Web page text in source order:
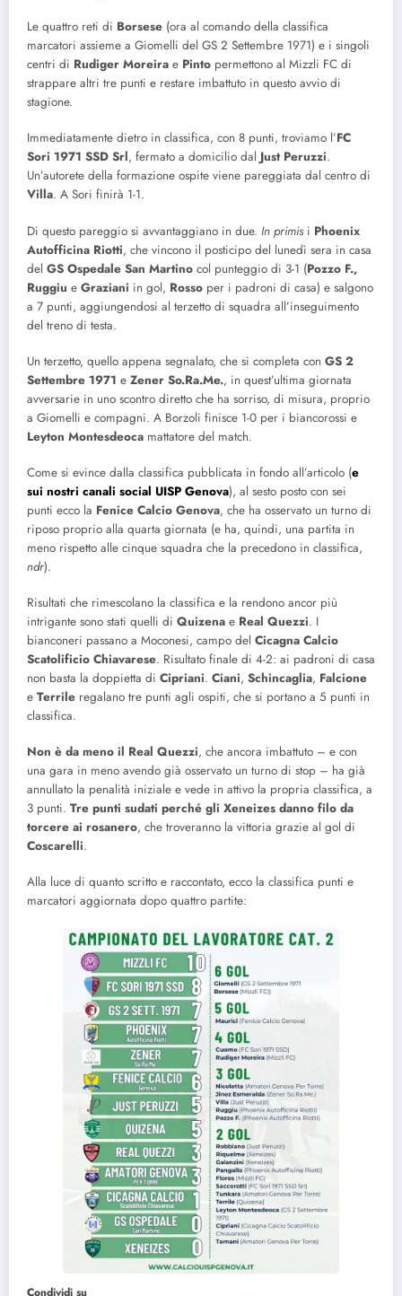
Le quattro reti di Borsese (ora al comando della classifica
marcatori assieme a Giomelli del GS 2 Settembre 1971) e i singoli
centri di Rudiger Moreira e Pinto permettono al Mizzli FC di
strappare altri tre punti e restare imbattuto in questo avvio di
stagione.
Immediatamente dietro in classifica, con 8 punti, troviamo l’FC
Sori 1971 SSD Srl, fermato a domicilio dal Just Peruzzi.
Un’autorete della formazione ospite viene pareggiata dal centro di
Villa. A Sori finirà 1-1.
Di questo pareggio si avvantaggiano in due. In primis i Phoenix
Autofficina Riotti, che vincono il posticipo del lunedì sera in casa
del GS Ospedale San Martino col punteggio di 3-1 (Pozzo F.,
Ruggiu e Graziani in gol, Rosso per i padroni di casa) e salgono
a 7 punti, aggiungendosi al terzetto di squadra all’inseguimento
del treno di testa.
Un terzetto, quello appena segnalato, che si completa con GS 2
Settembre 1971 e Zener So.Ra.Me., in quest’ultima giornata
avversarie in uno scontro diretto che ha sorriso, di misura, proprio
a Giomelli e compagni. A Borzoli finisce 1-0 per i biancorossi e
Leyton Montesdeoca mattatore del match.
Come si evince dalla classifica pubblicata in fondo all’articolo (e
sui nostri canali social UISP Genova), al sesto posto con sei
punti ecco la Fenice Calcio Genova, che ha osservato un turno di
riposo proprio alla quarta giornata (e ha, quindi, una partita in
meno rispetto alle cinque squadra che la precedono in classifica,
ndr).
Risultati che rimescolano la classifica e la rendono ancor più
intrigante sono stati quelli di Quizena e Real Quezzi. I
bianconeri passano a Moconesi, campo del Cicagna Calcio
Scatolificio Chiavarese. Risultato finale di 4-2: ai padroni di casa
non basta la doppietta di Cipriani. Ciani, Schincaglia, Falcione
e Terrile regalano tre punti agli ospiti, che si portano a 5 punti in
classifica.
Non è da meno il Real Quezzi, che ancora imbattuto – e con
una gara in meno avendo già osservato un turno di stop – ha già
annullato la penalità iniziale e vede in attivo la propria classifica, a
3 punti. Tre punti sudati perché gli Xeneizes danno filo da
torcere ai rosanero, che troveranno la vittoria grazie al gol di
Coscarelli.
Alla luce di quanto scritto e raccontato, ecco la classifica punti e
marcatori aggiornata dopo quattro partite:
Condividi su